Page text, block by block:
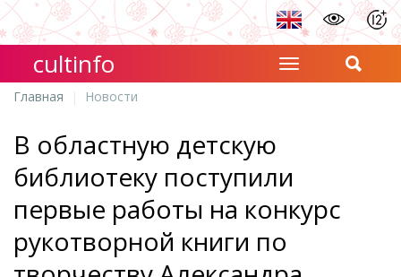
cultinfo
Главная Новости
В областную детскую
библиотеку поступили
первые работы на конкурс
рукотворной книги по